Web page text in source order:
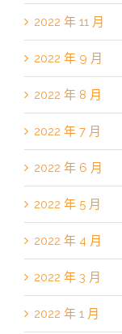
2022 年 11 月
2022 年 9 月
2022 年 8 月
2022 年 7 月
2022 年 6 月
2022 年 5 月
2022 年 4 月
2022 年 3 月
2022 年 1 月